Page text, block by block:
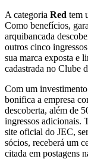
A categoria Red tem
Como benefícios,
arquibancada
outros cinco
sua marca exposta e
cadastrada no Clube
Com um
bonifica a empresa
descoberta, além de
ingressos adicionais.
site oficial do JEC,
sócios, receberá um
citada em postagens